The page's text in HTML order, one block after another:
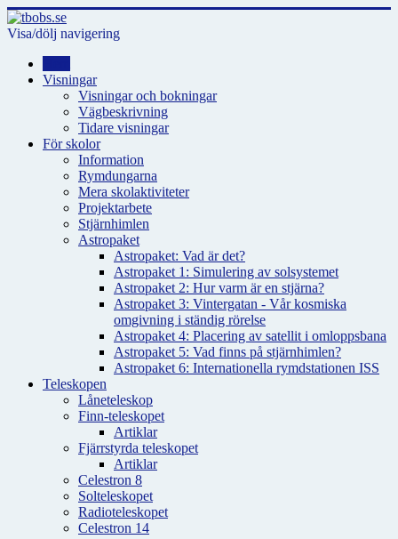
Visa/dölj navigering
Visningar
Visningar och bokningar
Vägbeskrivning
Tidare visningar
För skolor
Information
Rymdungarna
Mera skolaktiviteter
Projektarbete
Stjärnhimlen
Astropaket
Astropaket: Vad är det?
Astropaket 1: Simulering av solsystemet
Astropaket 2: Hur varm är en stjärna?
Astropaket 3: Vintergatan - Vår kosmiska
omgivning i ständig rörelse
Astropaket 4: Placering av satellit i omloppsbana
Astropaket 5: Vad finns på stjärnhimlen?
Astropaket 6: Internationella rymdstationen ISS
Teleskopen
Låneteleskop
Finn-teleskopet
Artiklar
Fjärrstyrda teleskopet
Artiklar
Celestron 8
Solteleskopet
Radioteleskopet
Celestron 14